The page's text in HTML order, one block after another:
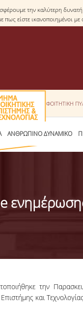
την καλύτερη δυνατή
πως είστε ικανοποιημένοι
ΦΟΙΤΗΤΙΚΗ
ΑΝΘΡΩΠΙΝΟ ΔΥΝΑΜΙΚΟ
την
και